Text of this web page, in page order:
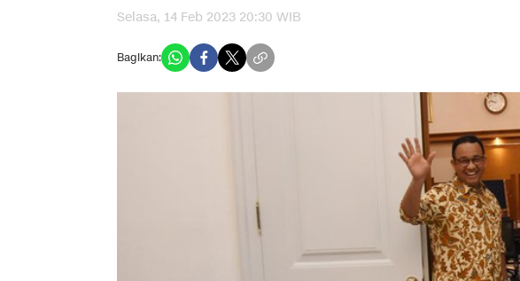
Selasa, 14 Feb 2023 20:30 WIB
Bagikan: